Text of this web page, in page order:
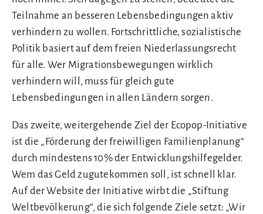
Teilnahme an besseren Lebensbedingungen aktiv
verhindern zu wollen. Fortschrittliche, sozialistische
Politik basiert auf dem freien Niederlassungsrecht
für alle. Wer Migrationsbewegungen wirklich
verhindern will, muss für gleich gute
Lebensbedingungen in allen Ländern sorgen.
Das zweite, weitergehende Ziel der Ecopop-Initiative
ist die „Förderung der freiwilligen Familienplanung“
durch mindestens 10% der Entwicklungshilfegelder.
Wem das Geld zugutekommen soll, ist schnell klar.
Auf der Website der Initiative wirbt die „Stiftung
Weltbevölkerung“, die sich folgende Ziele setzt: „Wir